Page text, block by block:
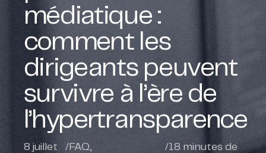
médiatique :
comment les
dirigeants peuvent
survivre à l’ère de
l’hypertransparence
8 juillet
/FAQ,
/18 minutes de